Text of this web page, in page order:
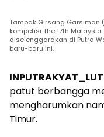
Tampak Girsang Garsiman
kompetisi The 17th Malaysia
diselenggarakan di Putra
baru-baru ini.
patut berbangga
mengharumkan
Timur.